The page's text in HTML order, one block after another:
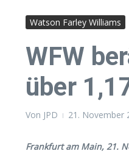
Watson Farley Williams
WFW
über
Von JPD 21. November
Frankfurt am Main, 21.